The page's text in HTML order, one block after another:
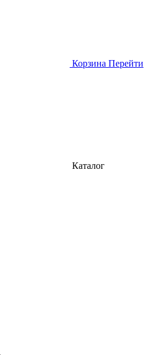
Корзина Перейти
Каталог